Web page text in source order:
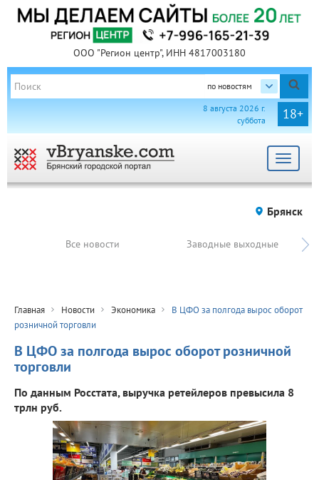
ООО "Регион центр", ИНН 4817003180
по новостям
18+
8 августа 2026 г.
суббота
Toggle
Брянск
Все новости Заводные выходные
Главная Новости Экономика
В ЦФО за полгода вырос оборот
розничной торговли
В ЦФО за полгода вырос оборот розничной
торговли
По данным Росстата, выручка ретейлеров превысила 8
трлн руб.